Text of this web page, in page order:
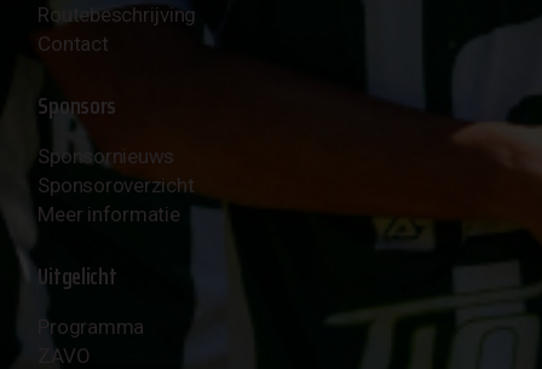
Routebeschrijving
Contact
Sponsors
Sponsornieuws
Sponsoroverzicht
Meer informatie
Uitgelicht
Programma
ZAVO